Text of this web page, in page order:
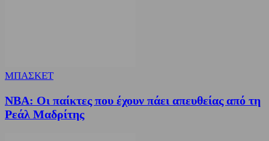
ΜΠΑΣΚΕΤ
NBA: Οι παίκτες που έχουν πάει απευθείας από τη
Ρεάλ Μαδρίτης